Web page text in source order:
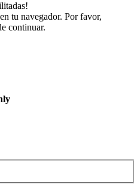
tu navegador. Por favor,
continuar.